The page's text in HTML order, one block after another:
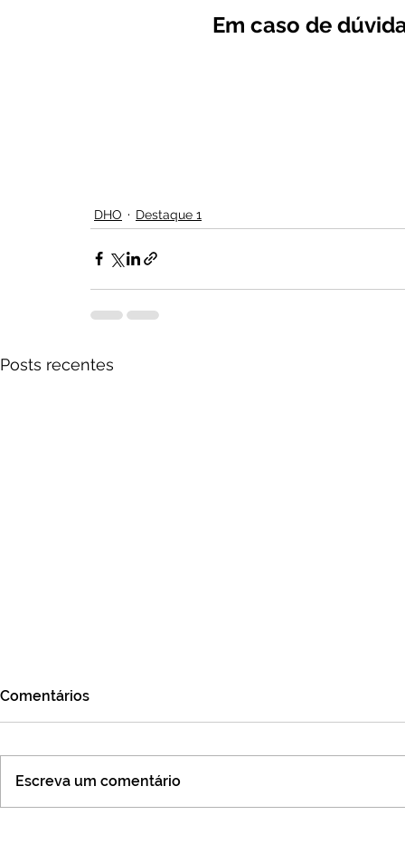
Em caso de
DHO Destaque 1
Posts recentes
Comentários
Escreva um comentário